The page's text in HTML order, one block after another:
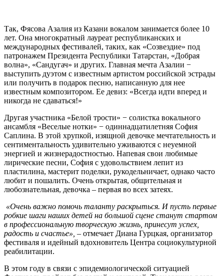
Так, Фясова Азалия из Казани вокалом занимается более 10
лет. Она многократный лауреат республиканских и
международных фестивалей, таких, как «Созвездие» под
патронажем Президента Республики Татарстан, «Добрая
волна», «Сандугач» и других. Главная мечта Азалии −
выступить дуэтом с известным артистом российской эстрады
или получить в подарок песню, написанную для нее
известным композитором. Ее девиз: «Всегда идти вперед и
никогда не сдаваться!»
Другая участника «Белой трости» − солистка вокального
ансамбля «Веселые нотки» − одиннадцатилетняя София
Саплина. В этой хрупкой, изящной девочке мечтательность и
сентиментальность удивительно уживаются с неуемной
энергией и жизнерадостностью. Напевая свои любимые
лирические песни, София с удовольствием лепит из
пластилина, мастерит поделки, рукодельничает, однако часто
любит и пошалить. Очень открытая, общительная и
любознательная, девочка – первая во всех затеях.
«Очень важно помочь таланту раскрыться. И пусть первые
робкие шаги наших детей на большой сцене станут стартом
в профессиональную творческую жизнь, принесут успех,
радость и счастье», – отмечает Диана Гурцкая, организатор
фестиваля и идейный вдохновитель Центра социокультурной
реабилитации.
В этом году в связи с эпидемиологической ситуацией